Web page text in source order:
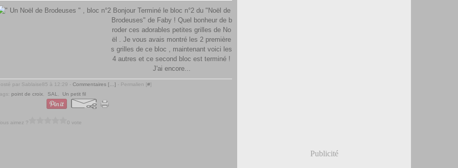
Bonjour Terminé le bloc n°2 du "Noël de
Brodeuses" de Faby ! Quel bonheur de b
roder ces adorables petites grilles de No
ël . Je vous avais montré les 2 première
s grilles de ce bloc , maintenant voici les
4 autres et ce second bloc est terminé !
J'ai encore...
par Sablaise85 à 12:29 - Commentaires [ ] - Permalien [#]
point de croix SAL Un petit fil
aimez ? 0 vote
Publicité